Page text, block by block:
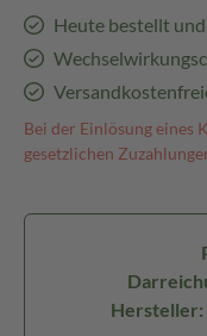
Heute bestellt
Bei der Einlösung eines
gesetzlichen
Hersteller: